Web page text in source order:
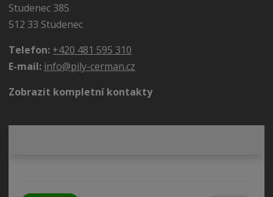
Studenec 385
512 33 Studenec
Telefon: +420 481 595 310
E-mail: info@pily-cerman.cz
Zobrazit kompletní kontakty